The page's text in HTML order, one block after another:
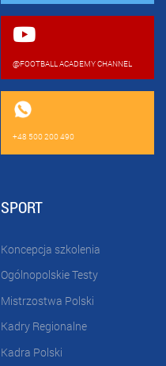
@FOOTBALL ACADEMY CHANNEL
+48 500 200 490
SPORT
Koncepcja szkolenia
Ogólnopolskie Testy
Mistrzostwa Polski
Kadry Regionalne
Kadra Polski